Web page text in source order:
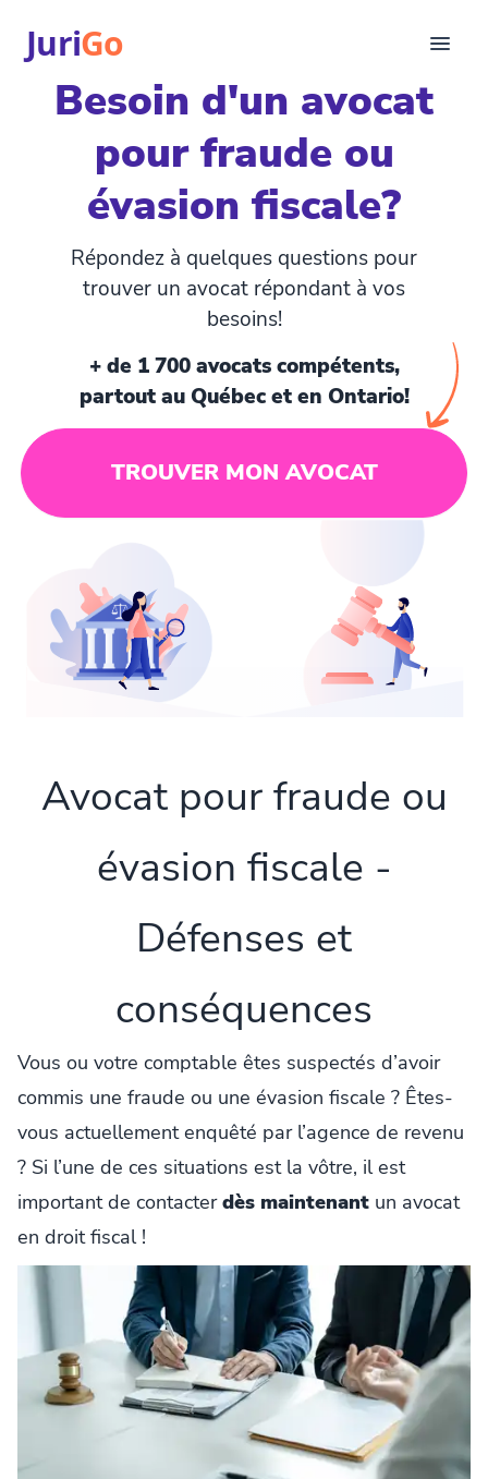
JuriGo
Consultation
Articles juridiques
Pour avocats
Trouver un avocat
Besoin d'un avocat
pour fraude ou
évasion fiscale?
Répondez à quelques questions pour
trouver un avocat répondant à vos
besoins!
+ de 1 700 avocats compétents,
partout au Québec et en Ontario!
TROUVER MON AVOCAT
Avocat pour fraude ou
évasion fiscale -
Défenses et
conséquences
Vous ou votre comptable êtes suspectés d’avoir
commis une fraude ou une évasion fiscale ? Êtes-
vous actuellement enquêté par l’agence de revenu
? Si l’une de ces situations est la vôtre, il est
important de contacterdès maintenant un avocat
en droit fiscal !